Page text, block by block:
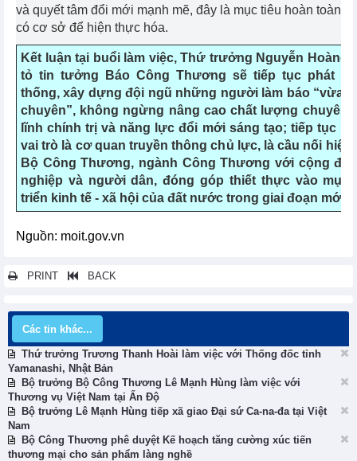
và quyết tâm đổi mới mạnh mẽ, đây là mục tiêu hoàn toàn
có cơ sở để hiện thực hóa.
Kết luận tại buổi làm việc, Thứ trưởng Nguyễn Hoàng
tỏ tin tưởng Báo Công Thương sẽ tiếp tục phát
thống, xây dựng đội ngũ những người làm báo “vừa
chuyên”, không ngừng nâng cao chất lượng chuyên
lĩnh chính trị và năng lực đổi mới sáng tạo; tiếp tục
vai trò là cơ quan truyền thông chủ lực, là cầu nối hiệu
Bộ Công Thương, ngành Công Thương với cộng
nghiệp và người dân, đóng góp thiết thực vào mục
triển kinh tế - xã hội của đất nước trong giai đoạn mới.
Nguồn: moit.gov.vn
PRINT BACK
Các tin khác...
Thứ trưởng Trương Thanh Hoài làm việc với Thống đốc tỉnh
Yamanashi, Nhật Bản
Bộ trưởng Bộ Công Thương Lê Mạnh Hùng làm việc với
Thương vụ Việt Nam tại Ấn Độ
Bộ trưởng Lê Mạnh Hùng tiếp xã giao Đại sứ Ca-na-đa tại Việt
Nam
Bộ Công Thương phê duyệt Kế hoạch tăng cường xúc tiến
thương mại cho sản phẩm làng nghề